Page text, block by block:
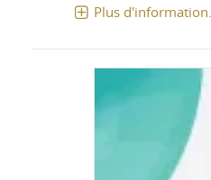
Plus d'information...